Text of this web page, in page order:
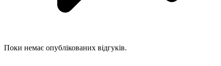
Поки немає опублікованих відгуків.